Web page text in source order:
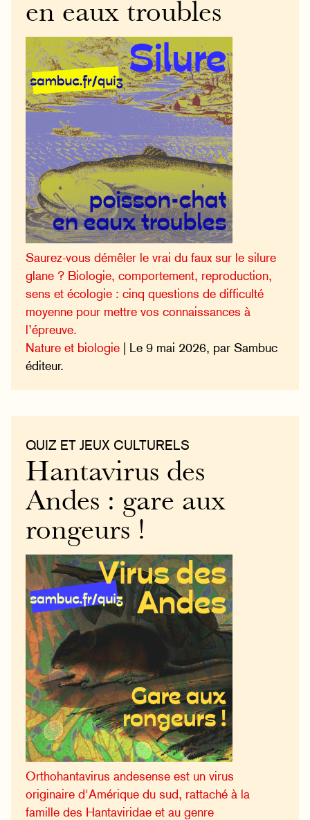
en eaux troubles
Saurez-vous démêler le vrai du faux sur le silure
glane ? Biologie, comportement, reproduction,
sens et écologie : cinq questions de difficulté
moyenne pour mettre vos connaissances à
l’épreuve.
Nature et biologie | Le 9 mai 2026, par Sambuc
éditeur.
QUIZ ET JEUX CULTURELS
Hantavirus des
Andes : gare aux
rongeurs !
Orthohantavirus andesense est un virus
originaire d'Amérique du sud, rattaché à la
famille des Hantaviridae et au genre